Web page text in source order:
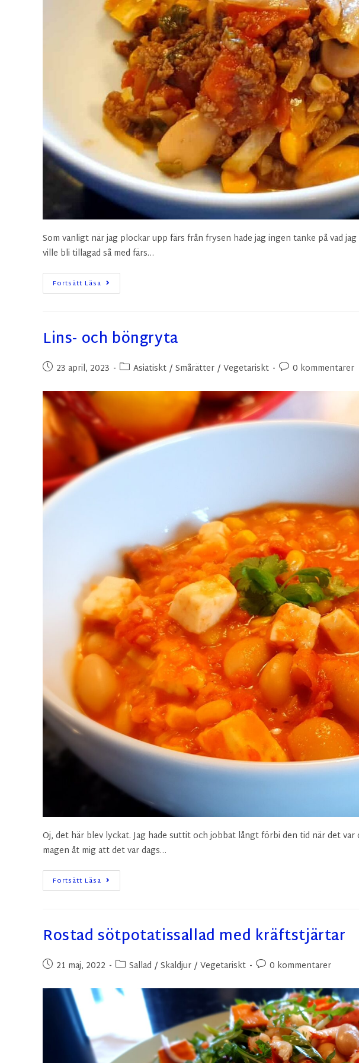
Som vanligt när jag plockar upp färs från frysen hade jag ingen tanke på vad
ville bli tillagad så med färs…
Fortsätt Läsa
Lins- och böngryta
23 april, 2023 Asiatiskt / Smårätter / Vegetariskt 0 kommentarer
Oj, det här blev lyckat. Jag hade suttit och jobbat långt förbi den tid när det
magen åt mig att det var dags…
Fortsätt Läsa
Rostad sötpotatissallad med kräftstjärtar
21 maj, 2022 Sallad / Skaldjur / Vegetariskt 0 kommentarer